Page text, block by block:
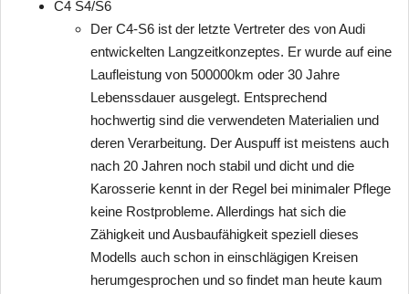
C4 S4/S6
Der C4-S6 ist der letzte Vertreter des von Audi
entwickelten Langzeitkonzeptes. Er wurde auf eine
Laufleistung von 500000km oder 30 Jahre
Lebenssdauer ausgelegt. Entsprechend
hochwertig sind die verwendeten Materialien und
deren Verarbeitung. Der Auspuff ist meistens auch
nach 20 Jahren noch stabil und dicht und die
Karosserie kennt in der Regel bei minimaler Pflege
keine Rostprobleme. Allerdings hat sich die
Zähigkeit und Ausbaufähigkeit speziell dieses
Modells auch schon in einschlägigen Kreisen
herumgesprochen und so findet man heute kaum